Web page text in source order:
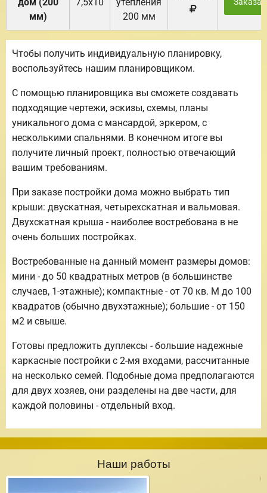
мм)
200 мм
Чтобы получить индивидуальную планировку,
воспользуйтесь нашим планировщиком.
С помощью планировщика вы сможете создавать
подходящие чертежи, эскизы, схемы, планы
уникального дома с мансардой, эркером, с
несколькими спальнями. В конечном итоге вы
получите личный проект, полностью отвечающий
вашим требованиям.
При заказе постройки дома можно выбрать тип
крыши: двускатная, четырехскатная и вальмовая.
Двухскатная крыша - наиболее востребована в не
очень больших постройках.
Востребованные на данный момент размеры домов:
мини - до 50 квадратных метров (в большинстве
случаев, 1-этажные); компактные - от 70 кв. М до 100
квадратов (обычно двухэтажные); большие - от 150
м2 и свыше.
Готовы предложить дуплексы - большие надежные
каркасные постройки с 2-мя входами, рассчитанные
на несколько семей. Подобные дома предполагаются
для двух хозяев, они разделены на две части, для
каждой половины - отдельный вход.
Наши работы